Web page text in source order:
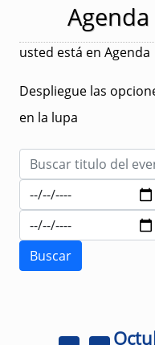
Agenda
usted está en Agenda
Despliegue las
en la lupa